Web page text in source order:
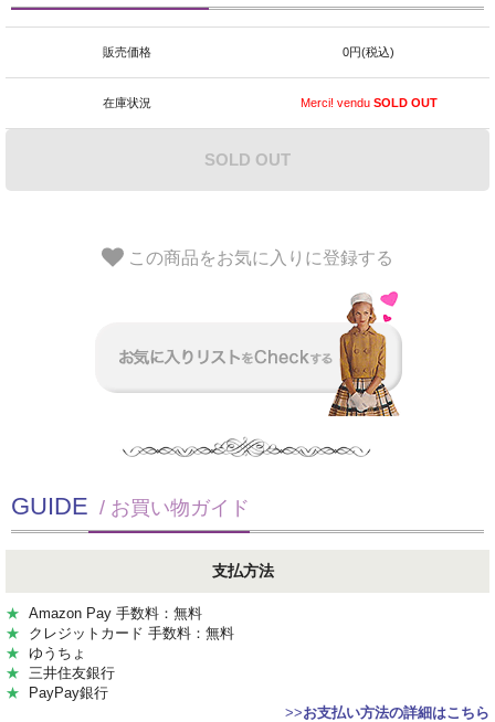
販売価格 0円(税込)
在庫状況 Merci! venduSOLD OUT
SOLD OUT
この商品をお気に入りに登録する
GUIDE / お買い物ガイド
支払方法
★ Amazon Pay 手数料：無料
★ クレジットカード 手数料：無料
★ ゆうちょ
★ 三井住友銀行
★ PayPay銀行
>>お支払い方法の詳細はこちら